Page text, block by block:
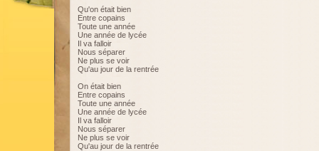
Qu'on était bien
Entre copains
Toute une année
Une année de lycée
Il va falloir
Nous séparer
Ne plus se voir
Qu'au jour de la rentrée
On était bien
Entre copains
Toute une année
Une année de lycée
Il va falloir
Nous séparer
Ne plus se voir
Qu'au jour de la rentrée